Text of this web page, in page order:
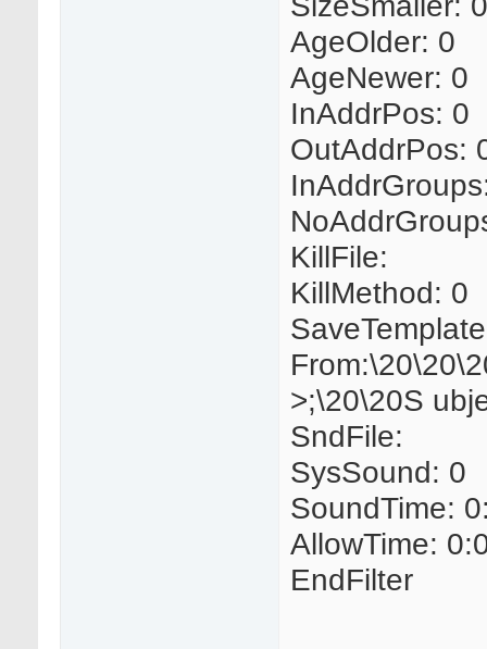
AgeOlder: 0
AgeNewer: 0
InAddrPos: 0
OutAddrPos:
KillFile:
KillMethod: 0
>;\20\20S
SndFile:
SysSound: 0
SoundTime:
AllowTime:
EndFilter